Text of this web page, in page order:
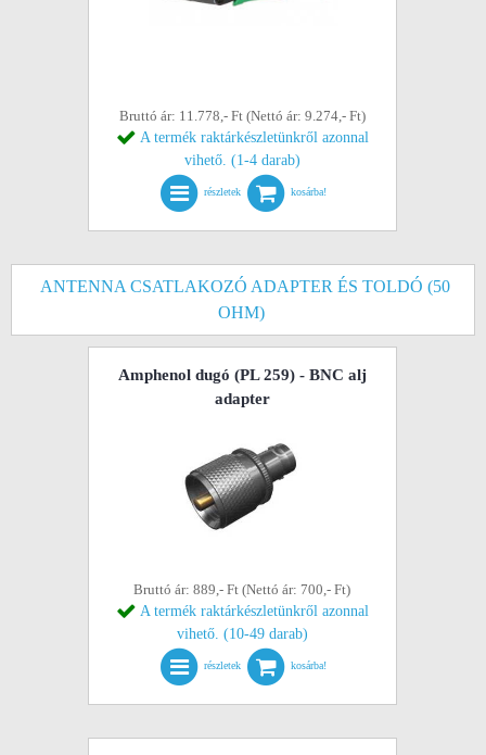
Bruttó ár: 11.778,- Ft (Nettó ár: 9.274,- Ft)
A termék raktárkészletünkről azonnal
vihető. (1-4 darab)
részletek kosárba!
ANTENNA CSATLAKOZÓ ADAPTER ÉS TOLDÓ (50
OHM)
Amphenol dugó (PL 259) - BNC alj
adapter
Bruttó ár: 889,- Ft (Nettó ár: 700,- Ft)
A termék raktárkészletünkről azonnal
vihető. (10-49 darab)
részletek kosárba!